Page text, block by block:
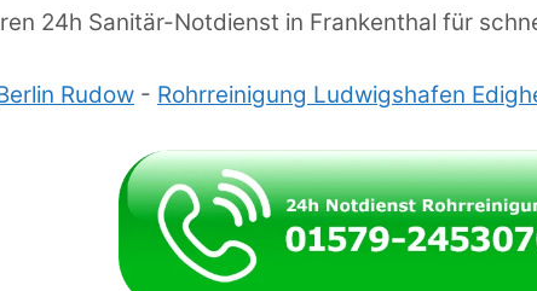
24h Sanitär-Notdienst in Frankenthal für
Rudow - Rohrreinigung Ludwigshafen